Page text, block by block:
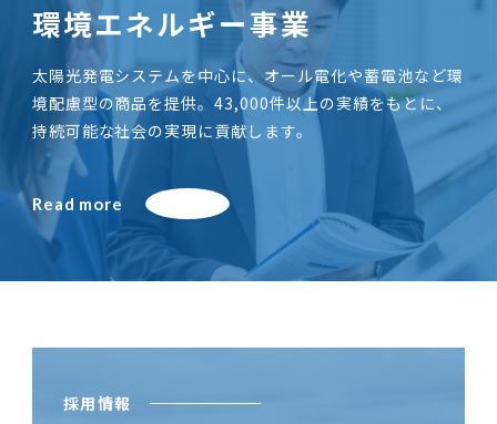
環境エネルギー事業
太陽光発電システムを中心に、オール電化や蓄電池など環
境配慮型の商品を提供。43,000件以上の実績をもとに、
持続可能な社会の実現に貢献します。
Read more
採用情報